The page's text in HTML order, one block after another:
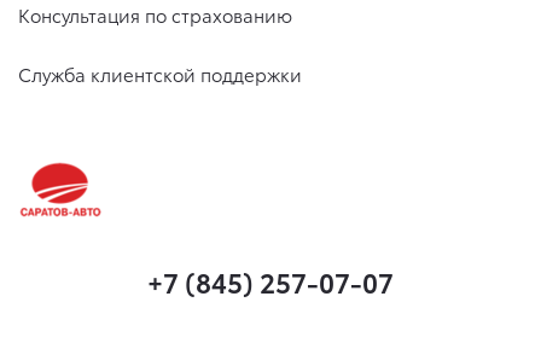
Консультация по страхованию
Служба клиентской поддержки
+7 (845) 257-07-07